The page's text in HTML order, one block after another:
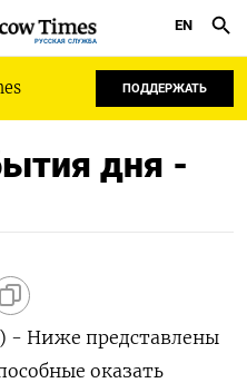
РУССКАЯ СЛУЖБА
EN
ПОДДЕРЖАТЬ
дня -
- Ниже представлены
оказать